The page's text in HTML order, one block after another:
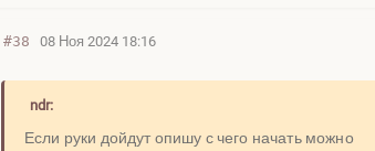
#38 08 Ноя 2024 18:16
ndr:
Если руки дойдут опишу с чего начать можно